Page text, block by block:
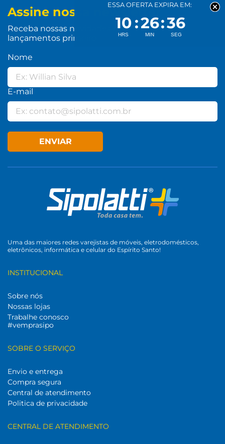
Assine nossa newsletter
Receba nossas novidades e
lançamentos primeiro
Nome
E-mail
ENVIAR
Uma das maiores redes varejistas de móveis, eletrodomésticos,
eletrônicos, informática e celular do Espírito Santo!
INSTITUCIONAL
Sobre nós
Nossas lojas
Trabalhe conosco
#vemprasipo
SOBRE O SERVIÇO
Envio e entrega
Compra segura
Central de atendimento
Politica de privacidade
CENTRAL DE ATENDIMENTO
ESSA OFERTA EXPIRA EM:
10 26 36